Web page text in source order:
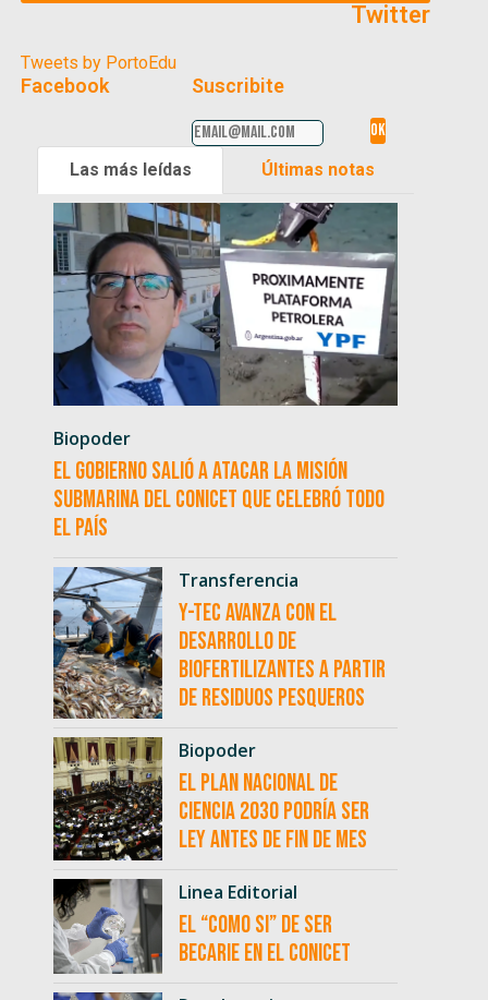
Twitter
Tweets by PortoEdu
Facebook Suscribite
Las más leídas Últimas notas
Biopoder
El Gobierno salió a atacar la misión
submarina del CONICET que celebró todo
el país
Transferencia
Y-TEC avanza con el
desarrollo de
biofertilizantes a partir
de residuos pesqueros
Biopoder
El Plan Nacional de
Ciencia 2030 podría ser
ley antes de fin de mes
Linea Editorial
El “como si” de ser
becarie en el CONICET